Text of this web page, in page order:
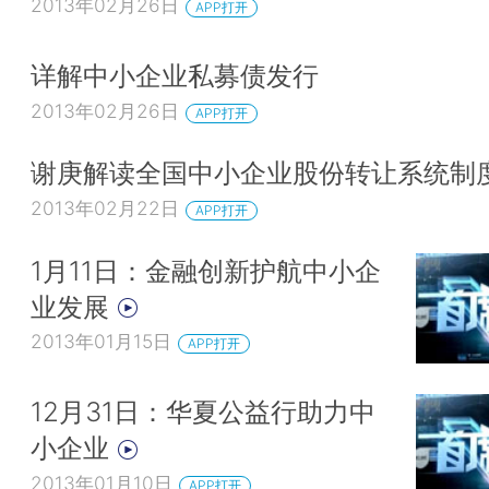
2013年02月26日 APP打开
详解中小企业私募债发行
2013年02月26日 APP打开
谢庚解读全国中小企业股份转让系统制
2013年02月22日 APP打开
1月11日：金融创新护航中小企
业发展
2013年01月15日 APP打开
12月31日：华夏公益行助力中
小企业
2013年01月10日 APP打开